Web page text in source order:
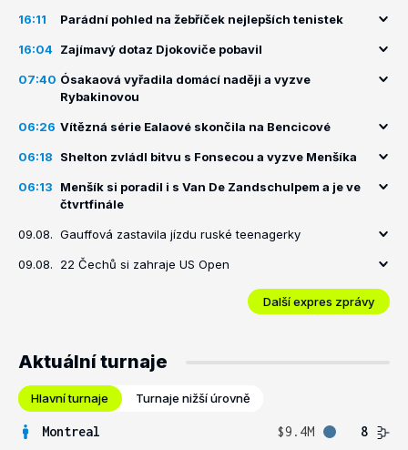
16:11 Parádní pohled na žebříček nejlepších tenistek
16:04 Zajímavý dotaz Djokoviče pobavil
07:40 Ósakaová vyřadila domácí naději a vyzve
Rybakinovou
06:26 Vítězná série Ealaové skončila na Bencicové
06:18 Shelton zvládl bitvu s Fonsecou a vyzve Menšíka
06:13
Menšík si poradil i s Van De Zandschulpem a je ve
čtvrtfinále
09.08. Gauffová zastavila jízdu ruské teenagerky
09.08. 22 Čechů si zahraje US Open
Další expres zprávy
Aktuální turnaje
Hlavní turnaje Turnaje nižší úrovně
Montreal $9.4M
8